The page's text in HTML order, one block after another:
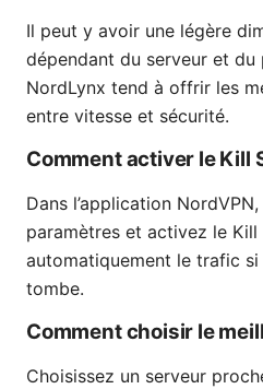
Il peut y avoir une légère
dépendant du serveur et
NordLynx tend à offrir les
entre vitesse et sécurité.
Comment activer le Kill
Dans l’application
paramètres et activez le
automatiquement le trafic si
tombe.
Comment choisir le
Choisissez un serveur